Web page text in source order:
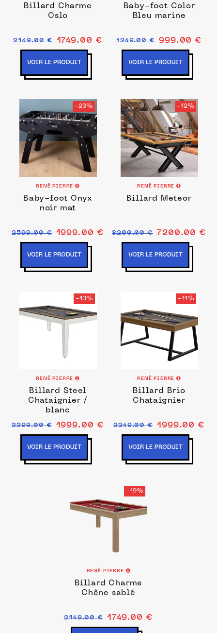
Billard Charme
Oslo
2149.00 € 1749.00 €
VOIR LE PRODUIT
Baby-foot Color
Bleu marine
1249.00 € 999.00 €
VOIR LE PRODUIT
-23%
RENÉ PIERRE
Baby-foot Onyx
noir mat
2599.00 € 1999.00 €
VOIR LE PRODUIT
-12%
RENÉ PIERRE
Billard Meteor
8200.00 € 7200.00 €
VOIR LE PRODUIT
-13%
RENÉ PIERRE
Billard Steel
Chataignier /
blanc
2299.00 € 1999.00 €
VOIR LE PRODUIT
-11%
RENÉ PIERRE
Billard Brio
Chataignier
2249.00 € 1999.00 €
VOIR LE PRODUIT
-19%
RENÉ PIERRE
Billard Charme
Chêne sablé
2149.00 € 1749.00 €